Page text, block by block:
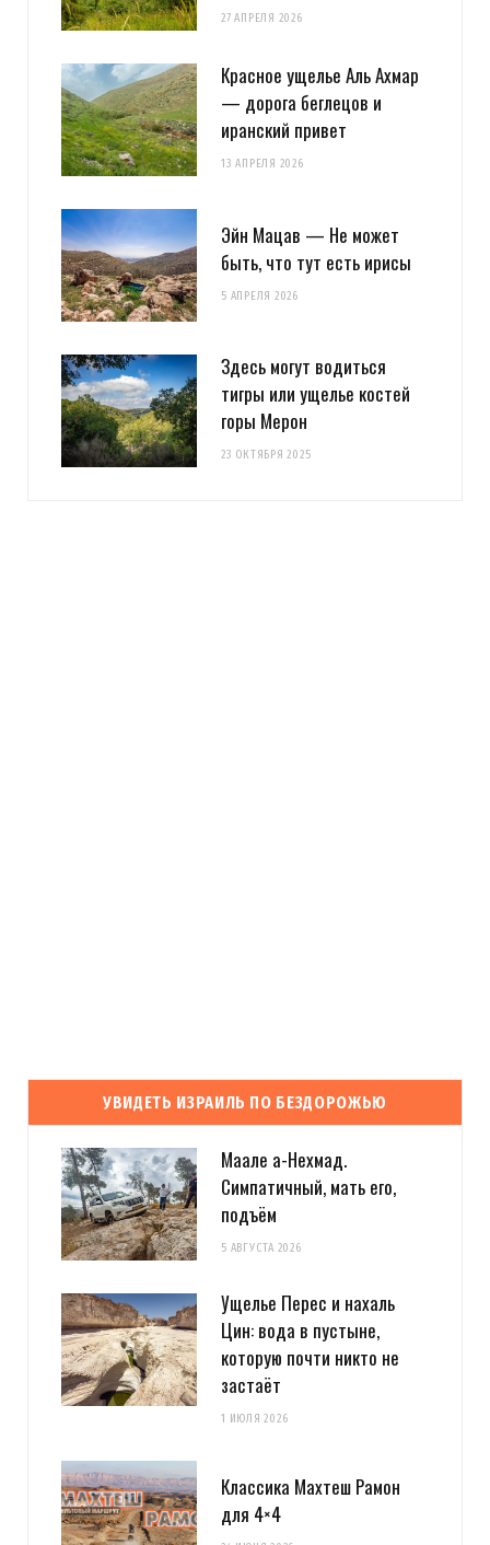
27 АПРЕЛЯ 2026
Красное ущелье Аль Ахмар
— дорога беглецов и
иранский привет
13 АПРЕЛЯ 2026
Эйн Мацав — Не может
быть, что тут есть ирисы
5 АПРЕЛЯ 2026
Здесь могут водиться
тигры или ущелье костей
горы Мерон
23 ОКТЯБРЯ 2025
УВИДЕТЬ ИЗРАИЛЬ ПО БЕЗДОРОЖЬЮ
Маале а-Нехмад.
Симпатичный, мать его,
подъём
5 АВГУСТА 2026
Ущелье Перес и нахаль
Цин: вода в пустыне,
которую почти никто не
застаёт
1 ИЮЛЯ 2026
Классика Махтеш Рамон
для 4×4